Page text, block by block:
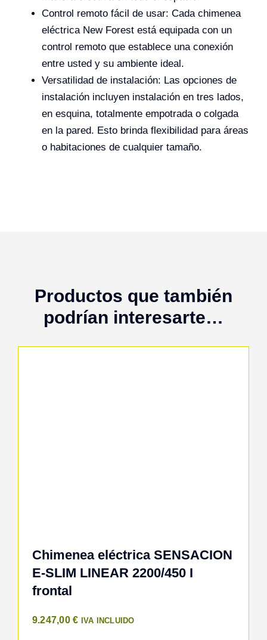
Control remoto fácil de usar: Cada chimenea
eléctrica New Forest está equipada con un
control remoto que establece una conexión
entre usted y su ambiente ideal.
Versatilidad de instalación: Las opciones de
instalación incluyen instalación en tres lados,
en esquina, totalmente empotrada o colgada
en la pared. Esto brinda flexibilidad para áreas
o habitaciones de cualquier tamaño.
Productos que también
podrían interesarte…
Chimenea eléctrica SENSACION
E-SLIM LINEAR 2200/450 I
frontal
9.247,00€ IVA INCLUIDO